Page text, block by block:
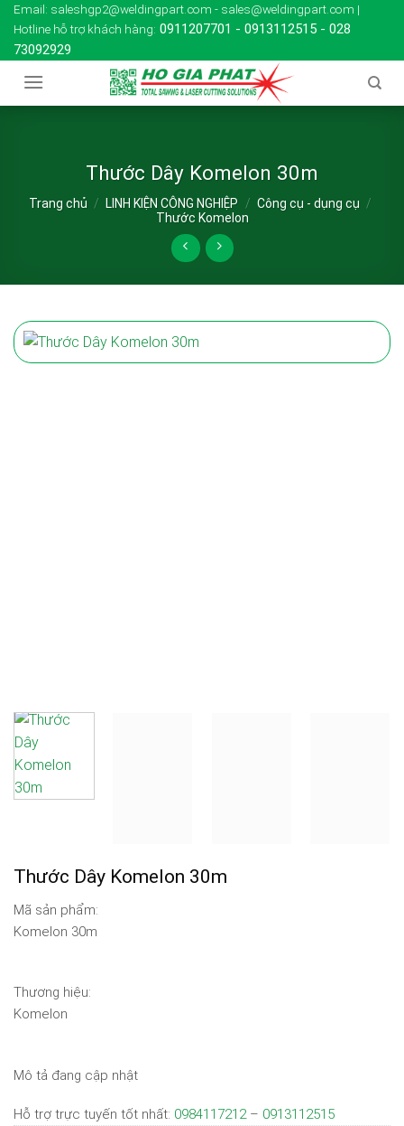
Skip
content
Email: saleshgp2@weldingpart.com - sales@weldingpart.com |
Hotline hỗ trợ khách hàng: 0911207701 - 0913112515 - 028
73092929
Thước Dây Komelon 30m
Trang chủ / LINH KIỆN CÔNG NGHIỆP / Công cụ - dụng cụ /
Thước Komelon
Thước Dây Komelon 30m
Mã sản phẩm:
Komelon 30m
Thương hiệu:
Komelon
Mô tả đang cập nhật
Hỗ trợ trực tuyến tốt nhất: 0984117212– 0913112515